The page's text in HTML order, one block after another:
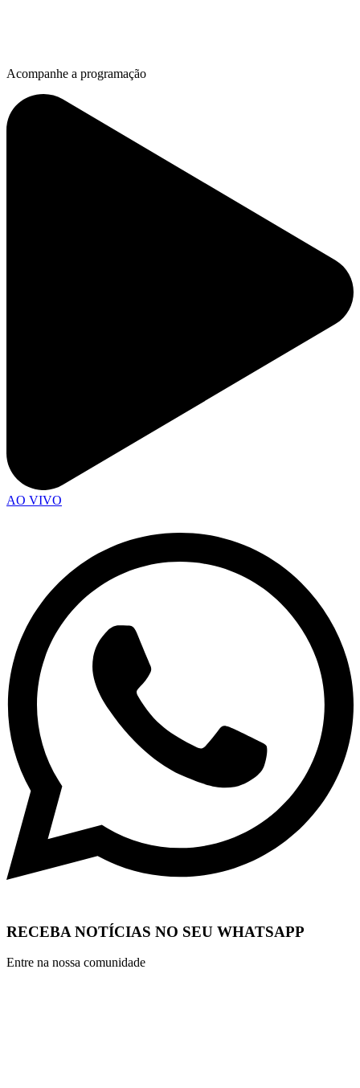
Acompanhe a programação
AO VIVO
RECEBA NOTÍCIAS NO SEU WHATSAPP
Entre na nossa comunidade